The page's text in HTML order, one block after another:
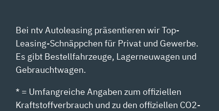
Bei ntv Autoleasing präsentieren wir Top-
Leasing-Schnäppchen für Privat und Gewerbe.
Es gibt Bestellfahrzeuge, Lagerneuwagen und
Gebrauchtwagen.
* = Umfangreiche Angaben zum offiziellen
Kraftstoffverbrauch und zu den offiziellen CO2-